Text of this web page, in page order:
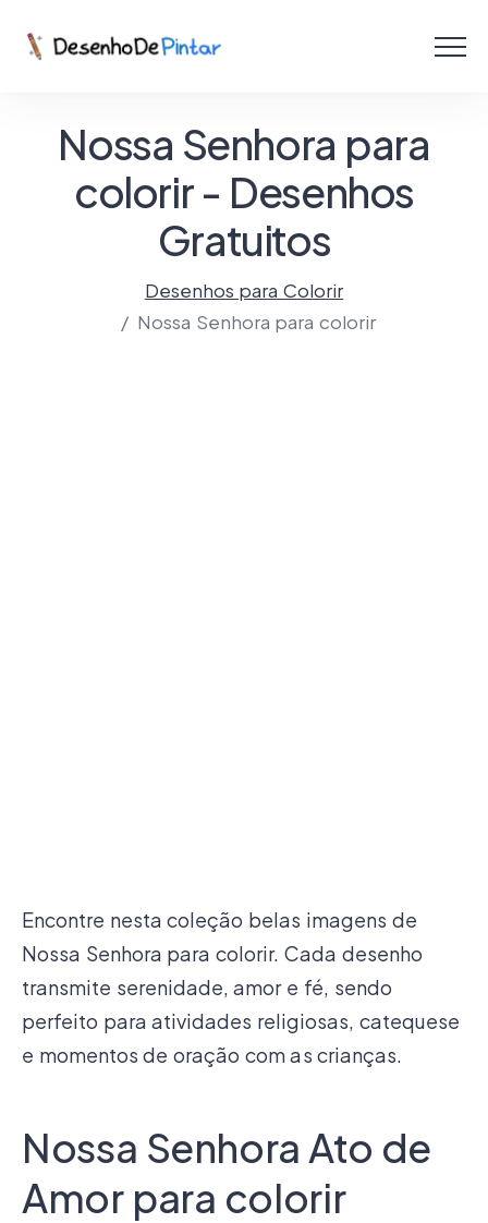
Colorir Online
Criar com IA!
Nossa Senhora para
colorir - Desenhos
Gratuitos
Desenhos para Colorir
Nossa Senhora para colorir
Encontre nesta coleção belas imagens de
Nossa Senhora para colorir. Cada desenho
transmite serenidade, amor e fé, sendo
perfeito para atividades religiosas, catequese
e momentos de oração com as crianças.
Nossa Senhora Ato de
Amor para colorir